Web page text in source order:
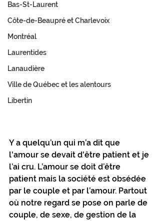
Bas-St-Laurent
Côte-de-Beaupré et Charlevoix
Montréal
Laurentides
Lanaudière
Ville de Québec et les alentours
Libertin
Y a quelqu’un qui m’a dit que
l'amour se devait d'être patient et je
l’ai cru. L’amour se doit d’être
patient mais la société est obsédée
par le couple et par l’amour. Partout
où notre regard se pose on parle de
couple, de sexe, de gestion de la